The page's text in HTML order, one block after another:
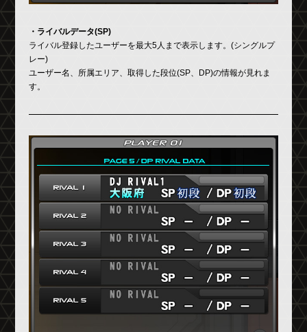
・ライバルデータ(SP)
ライバル登録したユーザーを最大5人まで表示します。(シングルプ
レー)
ユーザー名、所属エリア、取得した段位(SP、DP)の情報が見れま
す。